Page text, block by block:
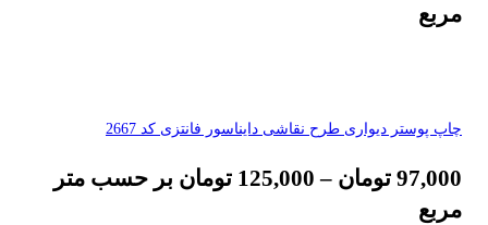
مربع
چاپ پوستر دیواری طرح نقاشی دایناسور فانتزی کد 2667
97,000 تومان –
125,000 تومان بر حسب متر
مربع